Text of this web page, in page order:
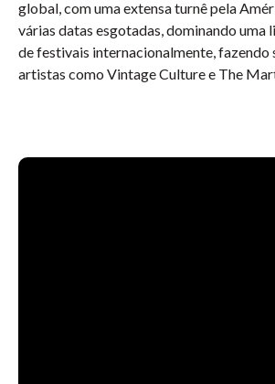
global, com uma extensa turnê pela
várias datas esgotadas, dominando uma
de festivais internacionalmente, fazendo
artistas como Vintage Culture e The